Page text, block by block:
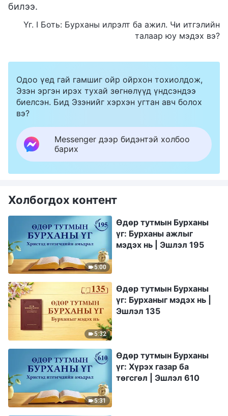
билээ.
Үг. I Боть: Бурханы илрэлт ба ажил. Чи итгэлийн
талаар юу мэдэх вэ?
Одоо үед гай гамшиг ойр ойрхон тохиолдож,
Эзэн эргэн ирэх тухай зөгнөлүүд үндсэндээ
биелсэн. Бид Эзэнийг хэрхэн угтан авч болох
вэ?
Messenger дээр бидэнтэй холбоо
барих
Холбогдох контент
5:00
Өдөр тутмын Бурханы
үг: Бурханы ажлыг
мэдэх нь | Эшлэл 195
5:32
Өдөр тутмын Бурханы
үг: Бурханыг мэдэх нь |
Эшлэл 135
5:31
Өдөр тутмын Бурханы
үг: Хүрэх газар ба
төгсгөл | Эшлэл 610